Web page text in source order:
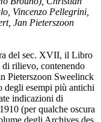
Vincenzo Pellegrini,
Jan Pieterszoon
del sec. XVII, il Libro
rilievo, contenendo
Pieterszoon Sweelinck
degli esempi più antichi
indicazioni di
(per qualche oscura